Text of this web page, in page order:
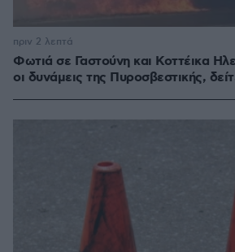
Φωτιά σε Γαστούνη και Κοττέικα
οι δυνάμεις της Πυροσβεστικής,
πριν 2 λεπτά